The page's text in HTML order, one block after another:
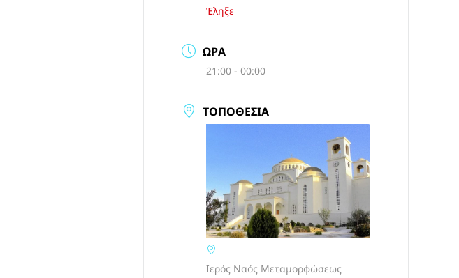
Έληξε
ΏΡΑ
21:00 - 00:00
ΤΟΠΟΘΕΣΊΑ
Ιερός Ναός Μεταμορφώσεως